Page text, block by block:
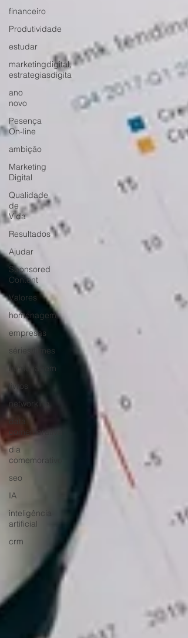
financeiro
Produtividade
estudar
marketingdigital,
estrategiasdigita
ano
novo
Pesença
On-line
ambição
Marketing
Digital
Qualidade
de
Vida
Resultados
Ajudar
Sponsored
Content
Valores
homenagem
empresas
séries/filmes
homenagem
livros
networking
data
comemorativa
dia
comemorativo
seo
IA
inteligência
artificial
crm